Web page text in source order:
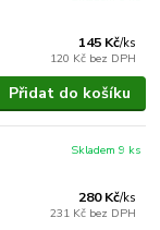
145 Kč/ks
120 Kč bez DPH
Přidat do košíku
280 Kč/ks
231 Kč bez DPH
Skladem 9 ks